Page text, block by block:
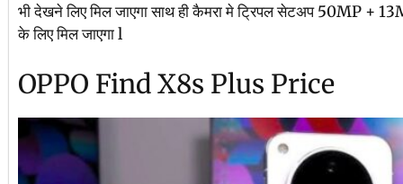
भी देखने लिए मिल जाएगा साथ ही कैमरा मे ट्रिपल सेटअप 50MP +
के लिए मिल जाएगा l
OPPO Find X8s Plus Price